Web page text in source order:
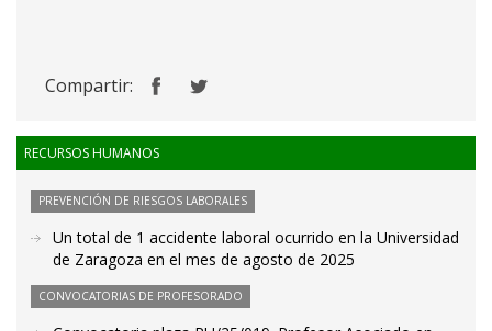
Compartir:
RECURSOS HUMANOS
PREVENCIÓN DE RIESGOS LABORALES
Un total de 1 accidente laboral ocurrido en la Universidad
de Zaragoza en el mes de agosto de 2025
CONVOCATORIAS DE PROFESORADO